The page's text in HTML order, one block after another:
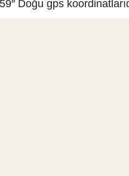
Doğu gps